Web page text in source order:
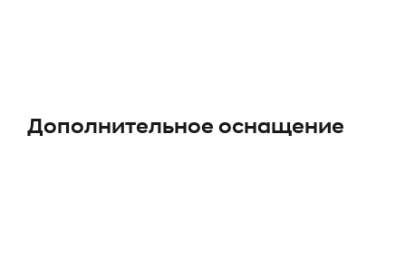
Дополнительное оснащение